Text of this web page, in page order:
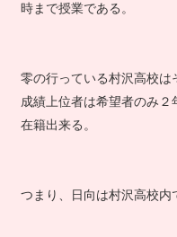
時まで授業である。
零の行っている村沢高校
成績上位者は希望者のみ
在籍出来る。
つまり、日向は村沢高校内